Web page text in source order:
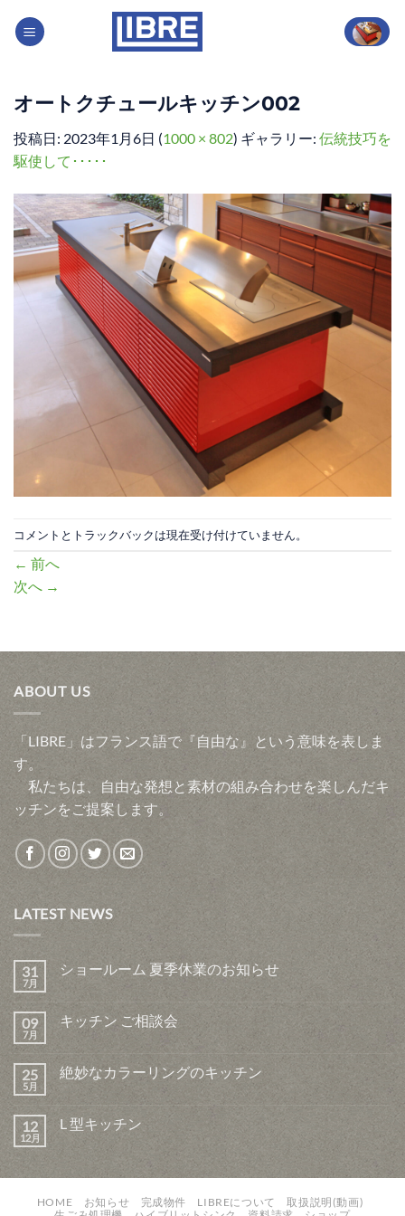
オートクチュールキッチン002
投稿日: 2023年1月6日 (1000 × 802) ギャラリー: 伝統技巧を
駆使して･････
コメントとトラックバックは現在受け付けていません。
← 前へ
次へ →
ABOUT US
「LIBRE」はフランス語で『自由な』という意味を表しま
す。
私たちは、自由な発想と素材の組み合わせを楽しんだキ
ッチンをご提案します。
LATEST NEWS
31
7月
ショールーム 夏季休業のお知らせ
09
7月
キッチン ご相談会
25
5月
絶妙なカラーリングのキッチン
12
12月
L 型キッチン
HOME お知らせ 完成物件 LIBREについて
取扱説明(動画)